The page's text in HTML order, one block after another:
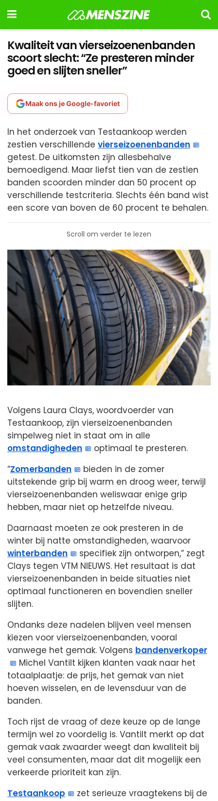
Kwaliteit van vierseizoenenbanden
scoort slecht: “Ze presteren minder
goed en slijten sneller”
Maak ons je Google-favoriet
In het onderzoek van Testaankoop werden
zestien verschillende vierseizoenenbanden
getest. De uitkomsten zijn allesbehalve
bemoedigend. Maar liefst tien van de zestien
banden scoorden minder dan 50 procent op
verschillende testcriteria. Slechts één band wist
een score van boven de 60 procent te behalen.
Scroll om verder te lezen
Volgens Laura Clays, woordvoerder van
Testaankoop, zijn vierseizoenenbanden
simpelweg niet in staat om in alle
omstandigheden
optimaal te presteren.
“Zomerbanden
bieden in de zomer
uitstekende grip bij warm en droog weer, terwijl
vierseizoenenbanden weliswaar enige grip
hebben, maar niet op hetzelfde niveau.
Daarnaast moeten ze ook presteren in de
winter bij natte omstandigheden, waarvoor
winterbanden
specifiek zijn ontworpen,” zegt
Clays tegen VTM NIEUWS. Het resultaat is dat
vierseizoenenbanden in beide situaties niet
optimaal functioneren en bovendien sneller
slijten.
Ondanks deze nadelen blijven veel mensen
kiezen voor vierseizoenenbanden, vooral
vanwege het gemak. Volgens bandenverkoper
Michel Vantilt kijken klanten vaak naar het
totaalplaatje: de prijs, het gemak van niet
hoeven wisselen, en de levensduur van de
banden.
Toch rijst de vraag of deze keuze op de lange
termijn wel zo voordelig is. Vantilt merkt op dat
gemak vaak zwaarder weegt dan kwaliteit bij
veel consumenten, maar dat dit mogelijk een
verkeerde prioriteit kan zijn.
Testaankoop
zet serieuze vraagtekens bij de